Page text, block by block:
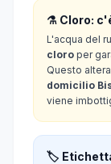
⚗️ Cloro:
L'acqua del
cloro per
Questo
domicilio
viene
🏷️